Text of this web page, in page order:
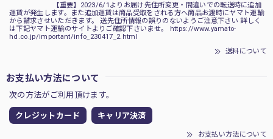
【重要】2023/6/1よりお届け先住所変更・間違いでの転送時に追加
運賃が発生します。また追加運賃は商品受取をされる方へ商品お渡時にヤマト運輸
から請求させいただきます。 送先住所情報の誤りのないようご注意下さい 詳しく
は下記ヤマト運輸のサイトよりご確認下さいませ。 https://www.yamato-
hd.co.jp/important/info_230417_2.html
送料について
お支払い方法について
次の方法がご利用頂けます。
クレジットカード キャリア決済
お支払い方法について